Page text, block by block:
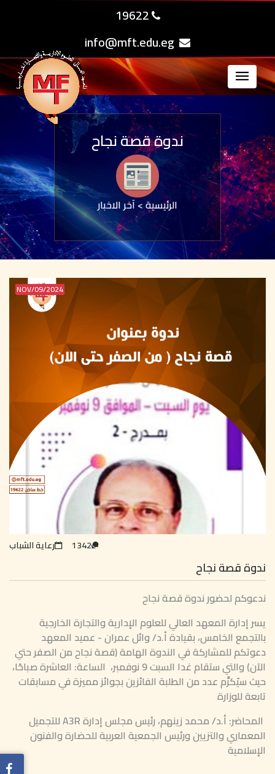
19622
ندوة قصة نجاح
الرئيسية>آخر الاخبار
2024/NOV/09
رعاية الشباب 1342
ندوة قصة نجاح
ندعوكم لحضور ندوة قصة نجاح
يسر إدارة المعهد العالي للعلوم الإدارية والتجارة الخارجية
بالتجمع الخامس، بقيادة أ.د/ وائل عمران - عميد المعهد
دعوتكم للمشاركة في الندوة الهامة (قصة نجاح من الصفر حتي
الآن) والتي ستقام غدا السبت 9 نوفمبر، الساعة: العاشرة صباحًا،
حيث سيُكرَّم عدد من الطلبة الفائزين بجوائز مميزة في مسابقات
تابعة للوزارة
المحاضر: أ.د/ محمد زينهم، رئيس مجلس إدارة A3R للتجميل
المعماري والتزيين ورئيس الجمعية العربية للحضارة والفنون
الإسلامية